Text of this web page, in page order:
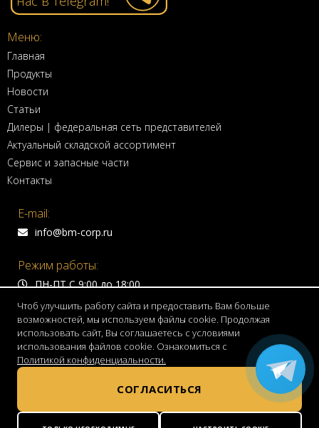
Меню:
Главная
Продукты
Новости
Статьи
Дилеры | федеральная сеть представителей
Актуальный складской ассортимент
Сервис и запасные части
Контакты
E-mail:
info@bm-corp.ru
Режим работы:
ПН-ПТ С 9:00 до 18:00
Адрес:
150999 г. Ярославль,
Волжская набережная, д. 4
Чтоб улучшить работу сайта и предоставить Вам больше
возможностей, мы используем файлы cookie. Продолжая
использовать сайт, Вы соглашаетесь с условиями
использования файлов cookie. Ознакомиться с
Политикой конфиденциальности.
СОГЛАСИТЬСЯ